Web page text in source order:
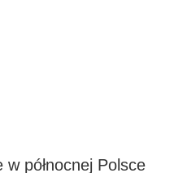
północnej Polsce